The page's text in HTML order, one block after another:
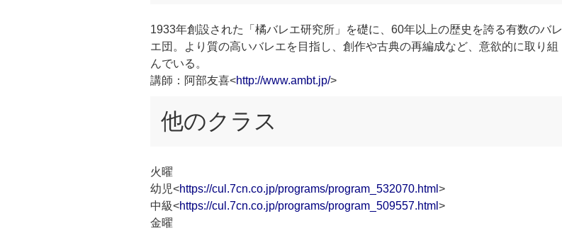
1933年創設された「橘バレエ研究所」を礎に、60年以上の歴史を誇る有数のバレ
エ団。より質の高いバレエを目指し、創作や古典の再編成など、意欲的に取り組
んでいる。
講師：阿部友喜<http://www.ambt.jp/>
他のクラス
火曜
幼児<https://cul.7cn.co.jp/programs/program_532070.html >
中級<https://cul.7cn.co.jp/programs/program_509557.html >
金曜